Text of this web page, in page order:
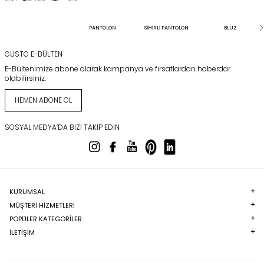
PANTOLON SİHİRLİ PANTOLON BLUZ
GUSTO E-BÜLTEN
E-Bültenimize abone olarak kampanya ve fırsatlardan haberdar
olabilirsiniz.
HEMEN ABONE OL
SOSYAL MEDYA’DA BIZI TAKIP EDIN
KURUMSAL
MÜŞTERI HIZMETLERI
POPÜLER KATEGORILER
İLETİŞİM